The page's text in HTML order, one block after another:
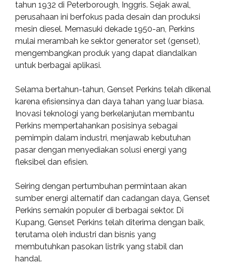
tahun 1932 di Peterborough, Inggris. Sejak awal,
perusahaan ini berfokus pada desain dan produksi
mesin diesel. Memasuki dekade 1950-an, Perkins
mulai merambah ke sektor generator set (genset),
mengembangkan produk yang dapat diandalkan
untuk berbagai aplikasi.
Selama bertahun-tahun, Genset Perkins telah dikenal
karena efisiensinya dan daya tahan yang luar biasa.
Inovasi teknologi yang berkelanjutan membantu
Perkins mempertahankan posisinya sebagai
pemimpin dalam industri, menjawab kebutuhan
pasar dengan menyediakan solusi energi yang
fleksibel dan efisien.
Seiring dengan pertumbuhan permintaan akan
sumber energi alternatif dan cadangan daya, Genset
Perkins semakin populer di berbagai sektor. Di
Kupang, Genset Perkins telah diterima dengan baik,
terutama oleh industri dan bisnis yang
membutuhkan pasokan listrik yang stabil dan
handal.